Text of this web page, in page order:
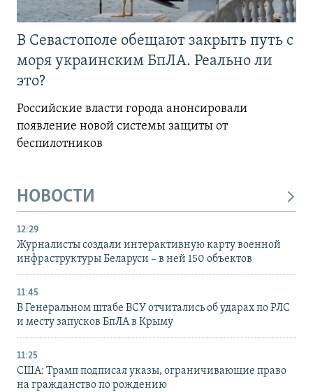
В Севастополе обещают закрыть путь с
моря украинским БпЛА. Реально ли
это?
Российские власти города анонсировали
появление новой системы защиты от
беспилотников
НОВОСТИ
12:29
Журналисты создали интерактивную карту военной
инфраструктуры Беларуси – в ней 150 объектов
11:45
В Генеральном штабе ВСУ отчитались об ударах по РЛС
и месту запусков БпЛА в Крыму
11:25
США: Трамп подписал указы, ограничивающие право
на гражданство по рождению